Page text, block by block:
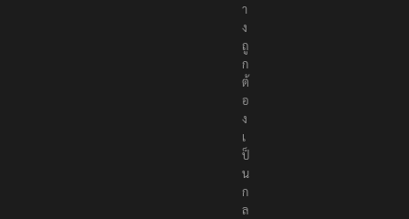
า
ง
ถู
ก
ต้
อ
ง
เ
ป็
น
ก
ล